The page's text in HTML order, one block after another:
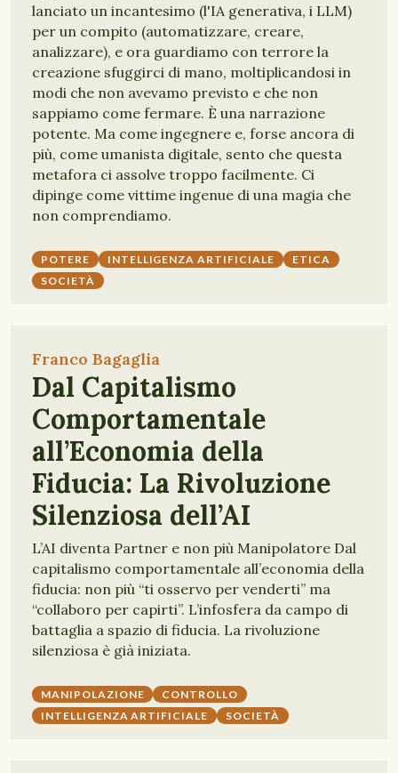
lanciato un incantesimo (l'IA generativa, i LLM)
per un compito (automatizzare, creare,
analizzare), e ora guardiamo con terrore la
creazione sfuggirci di mano, moltiplicandosi in
modi che non avevamo previsto e che non
sappiamo come fermare. È una narrazione
potente. Ma come ingegnere e, forse ancora di
più, come umanista digitale, sento che questa
metafora ci assolve troppo facilmente. Ci
dipinge come vittime ingenue di una magia che
non comprendiamo.
POTERE INTELLIGENZA ARTIFICIALE
ETICA
SOCIETÀ
Franco Bagaglia
Dal Capitalismo
Comportamentale
all’Economia della
Fiducia: La Rivoluzione
Silenziosa dell’AI
L’AI diventa Partner e non più Manipolatore Dal
capitalismo comportamentale all’economia della
fiducia: non più “ti osservo per venderti” ma
“collaboro per capirti”. L’infosfera da campo di
battaglia a spazio di fiducia. La rivoluzione
silenziosa è già iniziata.
MANIPOLAZIONE
CONTROLLO
INTELLIGENZA ARTIFICIALE
SOCIETÀ